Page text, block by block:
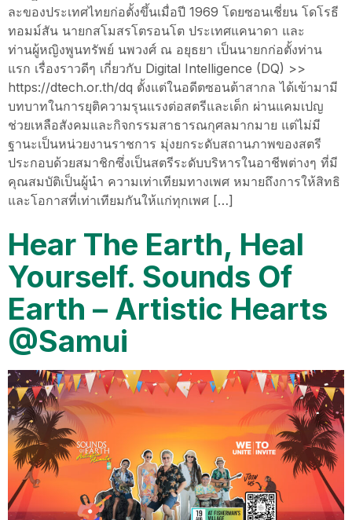
ละของประเทศไทยก่อตั้งขึ้นเมื่อปี 1969 โดยซอนเชี่ยน โดโรธี
ทอมม์สัน นายกสโมสรโตรอนโต ประเทศแคนาดา และ
ท่านผู้หญิงพูนทรัพย์ นพวงศ์ ณ อยุธยา เป็นนายกก่อตั้งท่าน
แรก เรื่องราวดีๆ เกี่ยวกับ Digital Intelligence (DQ) >>
https://dtech.or.th/dq ตั้งแต่ในอดีตซอนต้าสากล ได้เข้ามามี
บทบาทในการยุติความรุนแรงต่อสตรีและเด็ก ผ่านแคมเปญ
ช่วยเหลือสังคมและกิจกรรมสาธารณกุศลมากมาย แต่ไม่มี
ฐานะเป็นหน่วยงานราชการ มุ่งยกระดับสถานภาพของสตรี
ประกอบด้วยสมาชิกซึ่งเป็นสตรีระดับบริหารในอาชีพต่างๆ ที่มี
คุณสมบัติเป็นผู้นำ ความเท่าเทียมทางเพศ หมายถึงการให้สิทธิ
และโอกาสที่เท่าเทียมกันให้แก่ทุกเพศ […]
Hear The Earth, Heal
Yourself. Sounds Of
Earth – Artistic Hearts
@Samui